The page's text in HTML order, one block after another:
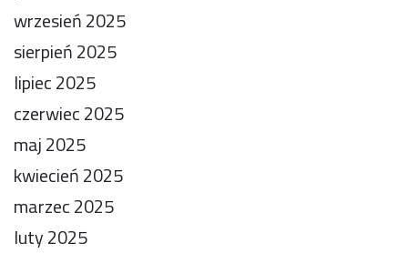
wrzesień 2025
sierpień 2025
lipiec 2025
czerwiec 2025
maj 2025
kwiecień 2025
marzec 2025
luty 2025